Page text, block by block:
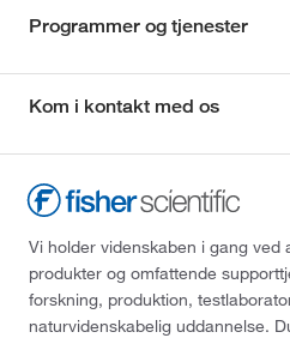
Programmer og tjenester
Kom i kontakt med os
Vi holder videnskaben i gang ved
produkter og omfattende
forskning, produktion,
naturvidenskabelig uddannelse.